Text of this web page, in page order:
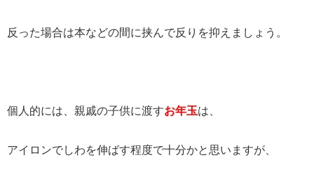
反った場合は本などの間に挟んで反りを抑えましょう。
個人的には、親戚の子供に渡すお年玉は、
アイロンでしわを伸ばす程度で十分かと思いますが、